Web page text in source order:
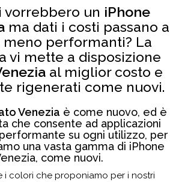
vorrebbero un iPhone
ma dati i costi passano a
performanti? La
vi mette a disposizione
al miglior costo e
rigenerati come nuovi.
Venezia è come nuovo, ed è
che consente ad applicazioni
su ogni utilizzo, per
una vasta gamma di iPhone
come nuovi.
i colori che proponiamo per i nostri